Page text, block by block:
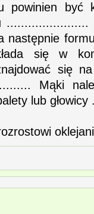
powinien
się w
się
Mąki
lub